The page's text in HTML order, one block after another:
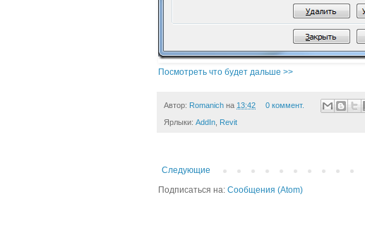
Посмотреть что будет дальше >>
Автор: Romanich на 13:42 0 коммент.
Ярлыки: AddIn Revit
Следующие
Подписаться на: Сообщения (Atom)